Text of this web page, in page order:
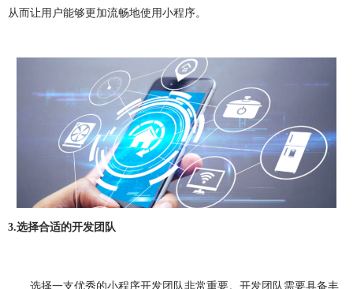
手机app制作 app开发费用
企业网站建设 企业网站制作 公司网站建设
公司网站制作 企业网站设计 企业建网站
企业做网站 手机网站制作 手机网站建设
成都网站建设 成都网站制作 网站建设费用
网站建设多少钱
从而让用户能够更加流畅地使用小程序。
3.选择合适的开发团队
选择一支优秀的小程序开发团队非常重要。开发团队需要具备丰